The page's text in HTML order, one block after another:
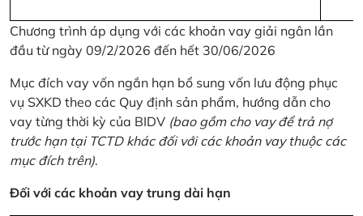
Chương trình áp dụng với các khoản vay giải ngân lần
đầu từ ngày 09/2/2026 đến hết 30/06/2026
Mục đích vay vốn ngắn hạn bổ sung vốn lưu động phục
vụ SXKD theo các Quy định sản phẩm, hướng dẫn cho
vay từng thời kỳ của BIDV (bao gồm cho vay để trả nợ
trước hạn tại TCTD khác đối với các khoản vay thuộc các
mục đích trên).
Đối với các khoản vay trung dài hạn